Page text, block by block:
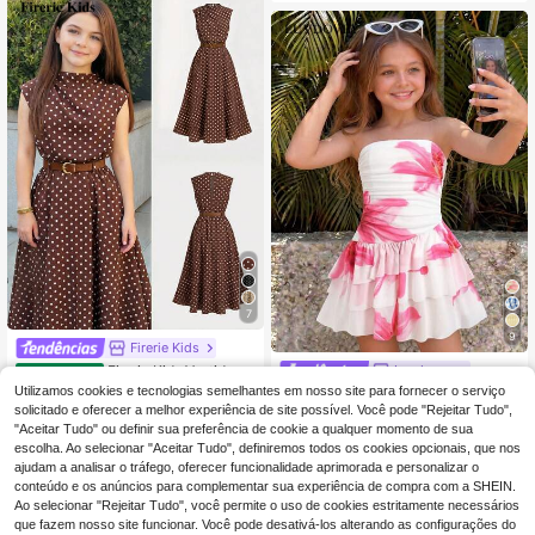
7
Firerie Kids
EU Warehouse Firerie Kids Vestido de
verão casual para meninas pré-ado
lescentes com estampa de bolinhas
e cintura marcada.
13,99€
férias, passeios casuais, adequado
para qualquer ocasião, conjuntos c
ombinados para irmãs/família, roup
a fofa para raparigas
9
Luvdovey
EU Warehouse SHEIN Vestido tube p
ara rapariga pré-adolescente, casu
al de verão, para férias, minimalista,
confortável, com camadas e bainha
com folhos, mangas bufantes
12,99€ -10% 14,49€
Utilizamos cookies e tecnologias semelhantes em nosso site para fornecer o serviço
solicitado e oferecer a melhor experiência de site possível. Você pode "Rejeitar Tudo",
"Aceitar Tudo" ou definir sua preferência de cookie a qualquer momento de sua
escolha. Ao selecionar "Aceitar Tudo", definiremos todos os cookies opcionais, que nos
ajudam a analisar o tráfego, oferecer funcionalidade aprimorada e personalizar o
conteúdo e os anúncios para complementar sua experiência de compra com a SHEIN.
Ao selecionar "Rejeitar Tudo", você permite o uso de cookies estritamente necessários
que fazem nosso site funcionar. Você pode desativá-los alterando as configurações do